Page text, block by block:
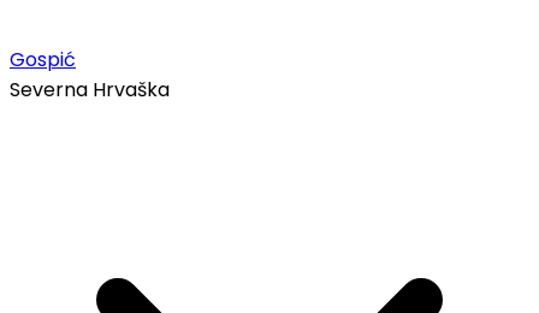
Gospić
Severna Hrvaška